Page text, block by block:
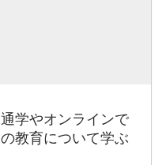
通学やオンラインで
の教育について学ぶ